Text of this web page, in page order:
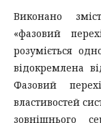
Виконано
«фазовий
розуміється
відокремлена
Фазовий
властивостей
зовнішнього